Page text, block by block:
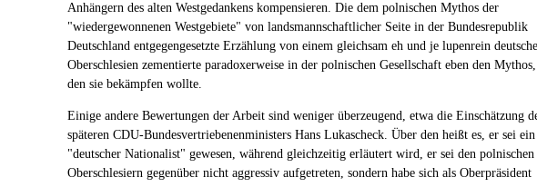
Anhängern des alten Westgedankens kompensieren. Die dem polnischen Mythos der
"wiedergewonnenen Westgebiete" von landsmannschaftlicher Seite in der Bundesrepublik
Deutschland entgegengesetzte Erzählung von einem gleichsam eh und je lupenrein
Oberschlesien zementierte paradoxerweise in der polnischen Gesellschaft eben den Mythos,
den sie bekämpfen wollte.
Einige andere Bewertungen der Arbeit sind weniger überzeugend, etwa die Einschätzung
späteren CDU-Bundesvertriebenenministers Hans Lukascheck. Über den heißt es, er sei ein
"deutscher Nationalist" gewesen, während gleichzeitig erläutert wird, er sei den polnischen
Oberschlesiern gegenüber nicht aggressiv aufgetreten, sondern habe sich als Oberpräsident